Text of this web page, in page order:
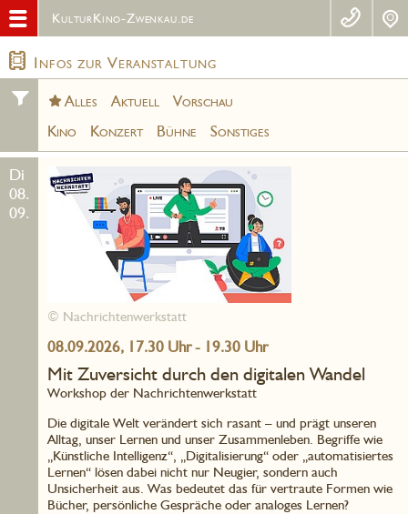
KulturKino-Zwenkau.de
Infos zur Veranstaltung
Alles Aktuell
Vorschau
Kino
Konzert Bühne Sonstiges
Di
08.
09.
© Nachrichtenwerkstatt
08.09.2026, 17.30 Uhr - 19.30 Uhr
Mit Zuversicht durch den digitalen Wandel
Workshop der Nachrichtenwerkstatt
Die digitale Welt verändert sich rasant – und prägt unseren
Alltag, unser Lernen und unser Zusammenleben. Begriffe wie
„Künstliche Intelligenz“, „Digitalisierung“ oder „automatisiertes
Lernen“ lösen dabei nicht nur Neugier, sondern auch
Unsicherheit aus. Was bedeutet das für vertraute Formen wie
Bücher, persönliche Gespräche oder analoges Lernen?